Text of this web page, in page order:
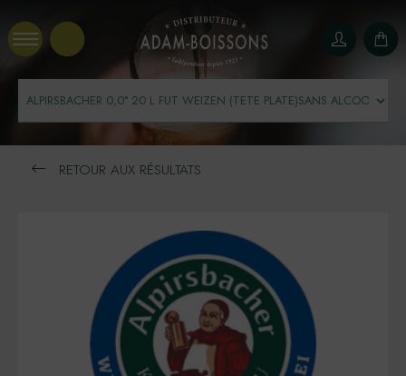
RETOUR AUX RÉSULTATS